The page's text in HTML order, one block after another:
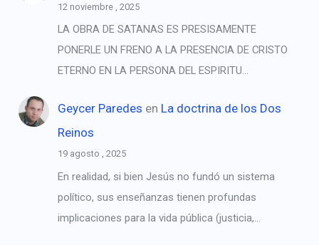
12 noviembre , 2025
LA OBRA DE SATANAS ES PRESISAMENTE
PONERLE UN FRENO A LA PRESENCIA DE CRISTO
ETERNO EN LA PERSONA DEL ESPIRITU…
Geycer Paredes en La doctrina de los Dos
Reinos
19 agosto , 2025
En realidad, si bien Jesús no fundó un sistema
político, sus enseñanzas tienen profundas
implicaciones para la vida pública (justicia,…